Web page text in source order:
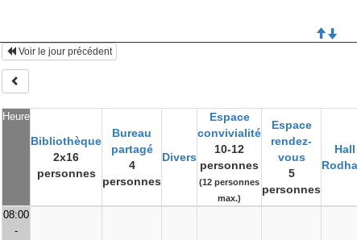
Heure
Bibliothèque
2x16
personnes
Bureau
partagé
4
personnes
Divers
Espace
convivialité
10-12
personnes
(12 personnes
max.)
Espace
rendez-
vous
5
personnes
Hall
Voir le jour précédent
08:00
-